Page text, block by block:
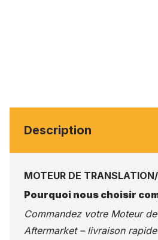
Description
MOTEUR DE
Pourquoi nous choisir
Commandez votre Moteur
Aftermarket – livraison